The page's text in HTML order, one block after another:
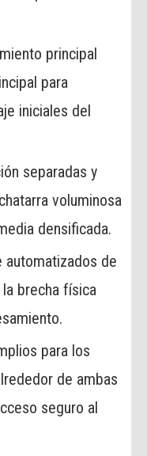
principal
para
iniciales del
separadas y
voluminosa
densificada.
de
brecha física
para los
de ambas
seguro al